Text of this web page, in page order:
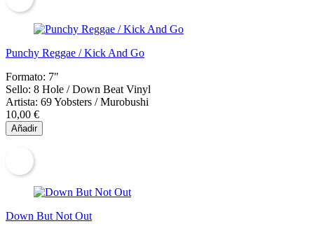
Punchy Reggae / Kick And Go
Formato: 7"
Sello: 8 Hole / Down Beat Vinyl
Artista: 69 Yobsters / Murobushi
10,00 €
Añadir
Down But Not Out